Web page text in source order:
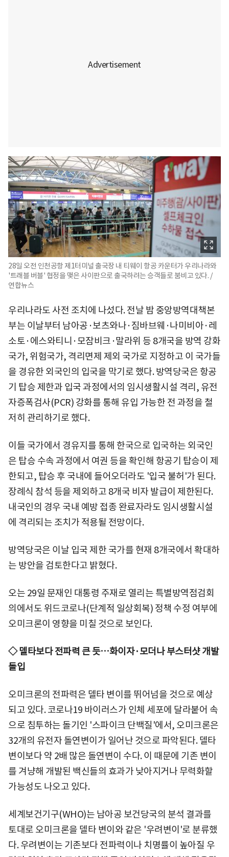
28일 오전 인천공항 제1터미널 출국장 내 티웨이 항공 카운터가 우리나라와
'트래블 버블' 협정을 맺은 사이판으로 출국하려는 승객들로 붐비고 있다. /
연합뉴스
우리나라도 사전 조치에 나섰다. 전날 밤 중앙방역대책본
부는 이날부터 남아공·보츠와나·짐바브웨·나미비아·레
소토·에스와티니·모잠비크·말라위 등 8개국을 방역 강화
국가, 위험국가, 격리면제 제외 국가로 지정하고 이 국가들
을 경유한 외국인의 입국을 막기로 했다. 방역당국은 항공
기 탑승 제한과 입국 과정에서의 임시생활시설 격리, 유전
자증폭검사(PCR) 강화를 통해 유입 가능한 전 과정을 철
저히 관리하기로 했다.
이들 국가에서 경유지를 통해 한국으로 입국하는 외국인
은 탑승 수속 과정에서 여권 등을 확인해 항공기 탑승이 제
한되고, 탑승 후 국내에 들어오더라도 '입국 불허'가 된다.
장례식 참석 등을 제외하고 8개국 비자 발급이 제한된다.
내국인의 경우 국내 예방 접종 완료자라도 임시생활시설
에 격리되는 조치가 적용될 전망이다.
방역당국은 이날 입국 제한 국가를 현재 8개국에서 확대하
는 방안을 검토한다고 밝혔다.
오는 29일 문재인 대통령 주재로 열리는 특별방역점검회
의에서도 위드코로나(단계적 일상회복) 정책 수정 여부에
오미크론이 영향을 미칠 것으로 보인다.
◇ 델타보다 전파력 큰 듯…화이자·모더나 부스터샷 개발
돌입
오미크론의 전파력은 델타 변이를 뛰어넘을 것으로 예상
되고 있다. 코로나19 바이러스가 인체 세포에 달라붙어 속
으로 침투하는 돌기인 '스파이크 단백질'에서, 오미크론은
32개의 유전자 돌연변이가 일어난 것으로 파악된다. 델타
변이보다 약 2배 많은 돌연변이 수다. 이 때문에 기존 변이
를 겨냥해 개발된 백신들의 효과가 낮아지거나 무력화할
가능성도 나오고 있다.
세계보건기구(WHO)는 남아공 보건당국의 분석 결과를
토대로 오미크론을 델타 변이와 같은 '우려변이'로 분류했
다. 우려변이는 기존보다 전파력이나 치명률이 높아질 우